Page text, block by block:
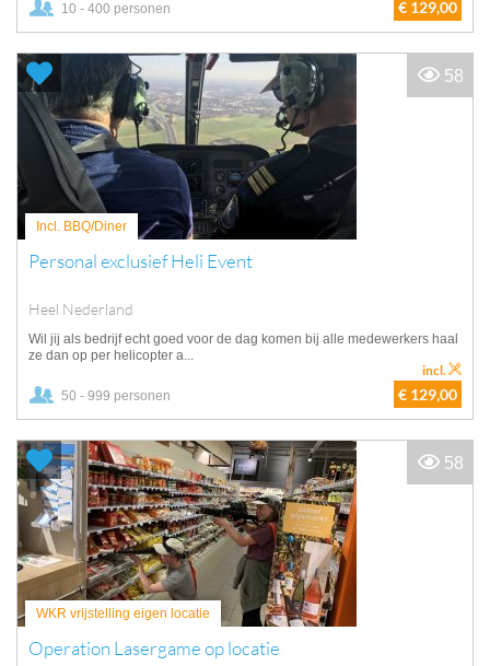
10 - 400 personen € 129,00
Incl. BBQ/Diner
Personal exclusief Heli Event
Heel Nederland
Wil jij als bedrijf echt goed voor de dag komen bij alle medewerkers haal
ze dan op per helicopter a...
50 - 999 personen € 129,00
incl.
58
WKR vrijstelling eigen locatie
Operation Lasergame op locatie
58